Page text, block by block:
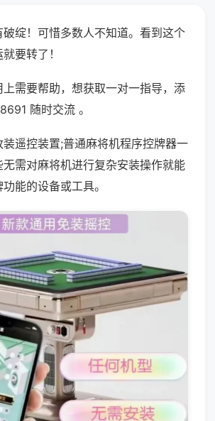
破绽！可惜多数人不知道。看到这个
要转了！
需要帮助，想获取一对一指导，添
随时交流 。
遥控装置;普通麻将机程序控牌器一
需对麻将机进行复杂安装操作就能
能的设备或工具。